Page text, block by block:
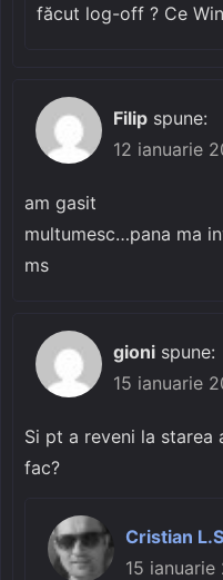
făcut log-off ? Ce
Filip spune:
12 ianuarie
am gasit
multumesc…pana ma
ms
gioni spune:
15 ianuarie
Si pt a reveni la starea
fac?
Cristian
15 ianuarie